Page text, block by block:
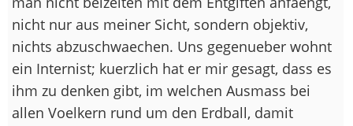
nicht nur aus meiner Sicht, sondern objektiv,
nichts abzuschwaechen. Uns gegenueber wohnt
ein Internist; kuerzlich hat er mir gesagt, dass es
ihm zu denken gibt, im welchen Ausmass bei
allen Voelkern rund um den Erdball, damit